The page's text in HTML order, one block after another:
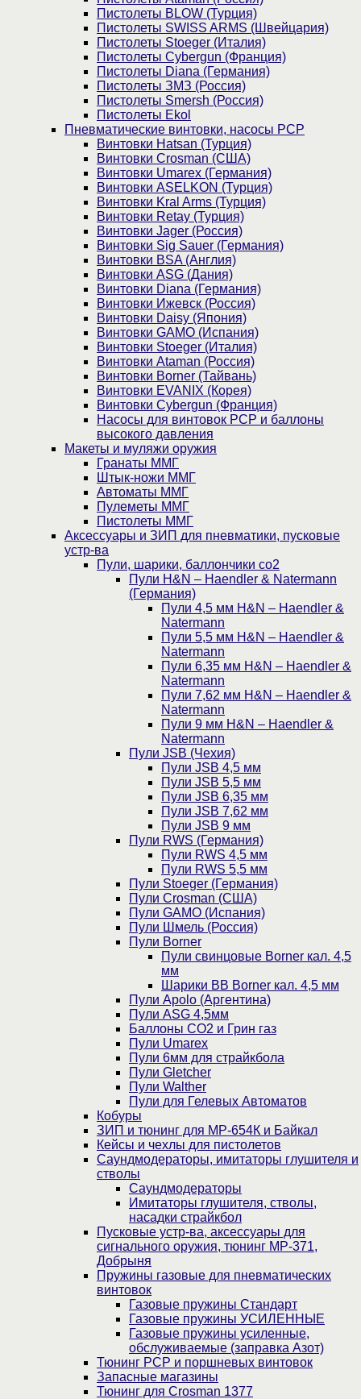
Пистолеты BLOW (Турция)
Пистолеты SWISS ARMS (Швейцария)
Пистолеты Stoeger (Италия)
Пистолеты Cybergun (Франция)
Пистолеты Diana (Германия)
Пистолеты ЗМЗ (Россия)
Пистолеты Smersh (Россия)
Пистолеты Ekol
Пневматические винтовки, насосы PCP
Винтовки Hatsan (Турция)
Винтовки Crosman (США)
Винтовки Umarex (Германия)
Винтовки ASELKON (Турция)
Винтовки Kral Arms (Турция)
Винтовки Retay (Турция)
Винтовки Jager (Россия)
Винтовки Sig Sauer (Германия)
Винтовки BSA (Англия)
Винтовки ASG (Дания)
Винтовки Diana (Германия)
Винтовки Ижевск (Россия)
Винтовки Daisy (Япония)
Винтовки GAMO (Испания)
Винтовки Stoeger (Италия)
Винтовки Ataman (Россия)
Винтовки Borner (Тайвань)
Винтовки EVANIX (Корея)
Винтовки Cybergun (Франция)
Насосы для винтовок PCP и баллоны
высокого давления
Макеты и муляжи оружия
Гранаты ММГ
Штык-ножи ММГ
Автоматы ММГ
Пулеметы ММГ
Пистолеты ММГ
Аксессуары и ЗИП для пневматики, пусковые
устр-ва
Пули, шарики, баллончики со2
Пули H&N – Haendler & Natermann
(Германия)
Пули 4,5 мм H&N – Haendler &
Natermann
Пули 5,5 мм H&N – Haendler &
Natermann
Пули 6,35 мм H&N – Haendler &
Natermann
Пули 7,62 мм H&N – Haendler &
Natermann
Пули 9 мм H&N – Haendler &
Natermann
Пули JSB (Чехия)
Пули JSB 4,5 мм
Пули JSB 5,5 мм
Пули JSB 6,35 мм
Пули JSB 7,62 мм
Пули JSB 9 мм
Пули RWS (Германия)
Пули RWS 4,5 мм
Пули RWS 5,5 мм
Пули Stoeger (Германия)
Пули Crosman (США)
Пули GAMO (Испания)
Пули Шмель (Россия)
Пули Borner
Пули свинцовые Borner кал. 4,5
мм
Шарики BB Borner кал. 4,5 мм
Пули Apolo (Аргентина)
Пули ASG 4,5мм
Баллоны CO2 и Грин газ
Пули Umarex
Пули 6мм для страйкбола
Пули Gletcher
Пули Walther
Пули для Гелевых Автоматов
Кобуры
ЗИП и тюнинг для МР-654К и Байкал
Кейсы и чехлы для пистолетов
Саундмодераторы, имитаторы глушителя и
стволы
Саундмодераторы
Имитаторы глушителя, стволы,
насадки страйкбол
Пусковые устр-ва, аксессуары для
сигнального оружия, тюнинг МР-371,
Добрыня
Пружины газовые для пневматических
винтовок
Газовые пружины Стандарт
Газовые пружины УСИЛЕННЫЕ
Газовые пружины усиленные,
обслуживаемые (заправка Азот)
Тюнинг PCP и поршневых винтовок
Запасные магазины
Тюнинг для Crosman 1377